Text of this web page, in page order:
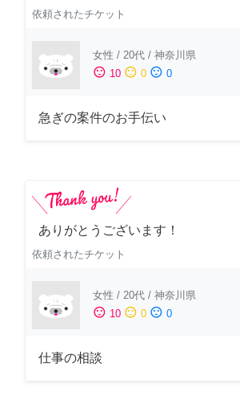
依頼されたチケット
女性 / 20代 / 神奈川県
sentiment_satisfied 10 sentiment_neutral 0 sentiment_dissatisfied 0
急ぎの案件のお手伝い
ありがとうございます！
依頼されたチケット
女性 / 20代 / 神奈川県
sentiment_satisfied 10 sentiment_neutral 0 sentiment_dissatisfied 0
仕事の相談